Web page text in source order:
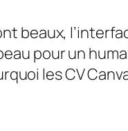
beaux,
pour un
les CV